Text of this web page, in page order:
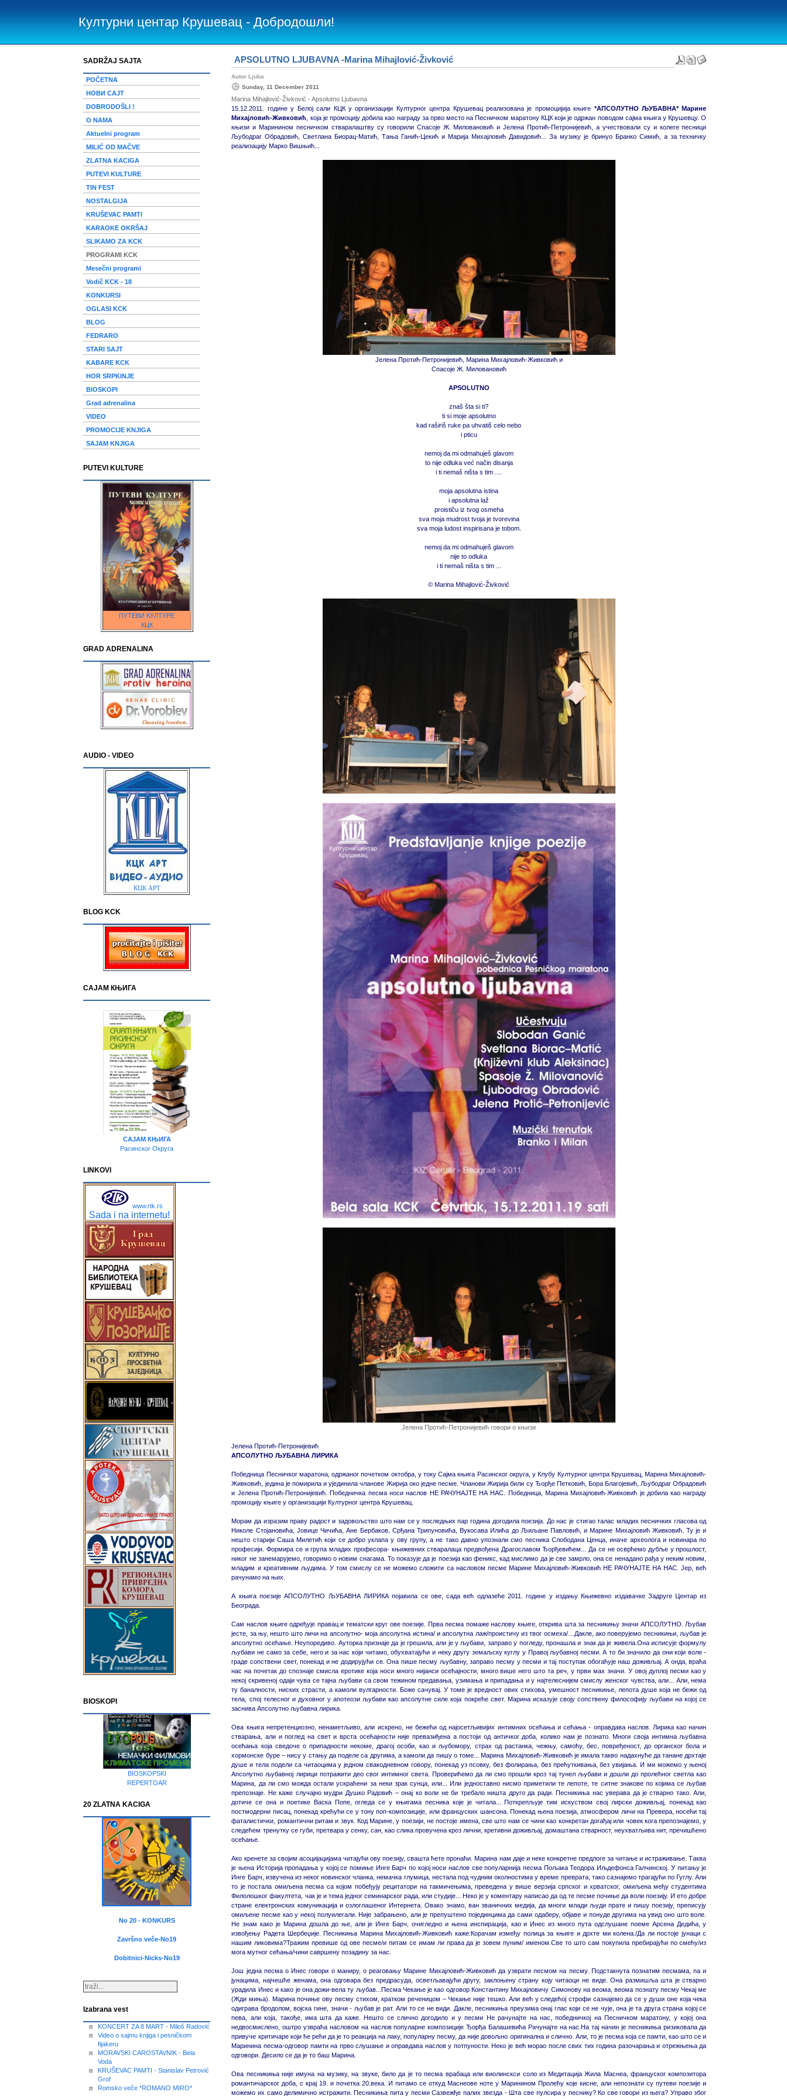
Културни центар Крушевац - Добродошли!
SADRŽAJ SAJTA
POČETNA
НОВИ САЈТ
DOBRODOŠLI !
O NAMA
Aktuelni program
MILIĆ OD MAČVE
ZLATNA KACIGA
PUTEVI KULTURE
TIN FEST
NOSTALGIJA
KRUŠEVAC PAMTI
KARAOKE OKRŠAJ
SLIKAMO ZA KCK
PROGRAMI KCK
Mesečni programi
Vodič KCK - 18
KONKURSI
OGLASI KCK
BLOG
FEDRARO
STARI SAJT
KABARE KCK
HOR SRPKINJE
BIOSKOPI
Grad adrenalina
VIDEO
PROMOCIJE KNJIGA
SAJAM KNJIGA
PUTEVI KULTURE
ПУТЕВИ КУЛТУРЕ
КЦК
GRAD ADRENALINA
AUDIO - VIDEO
КЦК АРТ
BLOG KCK
САЈАМ КЊИГА
САЈАМ КЊИГА
Расинског Округа
LINKOVI
www.rtk.rs
Sada i na internetu!
BIOSKOPI
BIOSKOPSKI
REPERTOAR
20 ZLATNA KACIGA
No 20 - KONKURS
Završno veče-No19
Dobitnici-Nicks-No19
Izabrana vest
KONCERT ZA 8 MART - Miloš Radović
Video o sajmu knjiga i pesničkom
fijakeru
MORAVSKI CAROSTAVNIK - Bela
Voda
KRUŠEVAC PAMTI - Stanislav Petrović
Grof
Romsko veče *ROMANO MIRO*
APSOLUTNO LJUBAVNA -Marina Mihajlović-Živković
Autor Ljuba
Sunday, 11 December 2011
Marina Mihajlović-Živković - Apsolutno Ljubavna
15.12.2011. године у Белој сали КЦК у организацији Културног центра Крушевац реализована је промоцијија књиге *АПСОЛУТНО ЉУБАВНА* Марине
Михајловић-Живковић
, која је промоцију добила као награду за прво место на Песничком маратону КЦК који је одржан поводом сајма књига у Крушевцу. О
књизи и Маринином песничком стваралаштву су говорили Спасоје Ж. Миловановић и Јелена Протић-Петронијевић, а учествовали су и колеге песници
Љубодраг Обрадовић, Светлана Биорац-Матић, Тања Ганић-Цекић и Марија Михајловић Давидовић... За музику је бринуо Бранко Симић, а за техничку
реализацију Марко Вишњић...
Јелена Протић-Петронијевић, Марина Михајловић-Живковић и
Спасоје Ж. Миловановић
APSOLUTNO
znaš šta si ti?
ti si moje apsolutno
kad raširiš ruke pa uhvatiš celo nebo
i pticu
nemoj da mi odmahuješ glavom
to nije odluka već način disanja
i ti nemaš ništa s tim ....
moja apsolutna istina
i apsolutna laž
proističu iz tvog osmeha
sva moja mudrost tvoja je tvorevina
sva moja ludost inspirisana je tobom.
nemoj da mi odmahuješ glavom
nije to odluka
i ti nemaš ništa s tim ...
© Marina Mihajlović-Živković
Јелена Протић-Петронијевић говори о књизи
Јелена Протић-Петронијевић
АПСОЛУТНО ЉУБАВНА ЛИРИКА
Победница Песничког маратона, одржаног почетком октобра, у току Сајма књига Расинског округа, у Клубу Културног центра Крушевац, Марина Михајловић-
Живковић, једина је помирила и ујединила чланове Жирија око једне песме. Чланови Жирија били су Ђорђе Петковић, Бора Благојевић, Љубодраг Обрадовић
и Јелена Протић-Петронијевић. Победничка песма носи наслов НЕ РАЧУНАЈТЕ НА НАС. Победница, Марина Михајловић-Живковић је добила као награду
промоцију књиге у организацији Културног центра Крушевац.
Морам да изразим праву радост и задовољство што нам се у последњих пар година догодила поезија. До нас је стигао талас младих песничких гласова од
Николе Стојановића, Јовице Чичића, Ане Бербаков, Срђана Трипуновића, Вукосава Илића до Љиљане Павловић, и Марине Михајловић Живковић. Ту је и
нешто старији Саша Милетић који се добро уклапа у ову групу, а не тако давно упознали смо песника Слободана Ценца, иначе археолога и новинара по
професији. Формира се и група младих професора- књижевних стваралаца предвођена Драгославом Ђорђевићем... Да се не осврћемо дубље у прошлост,
никог не занемарујемо, говоримо о новим снагама. То показује да је поезија као феникс, кад мислимо да је све замрло, она се ненадано рађа у неким новим,
младим и креативним људима. У том смислу се не можемо сложити са насловом песме Марине Михајловић-Живковић НЕ РАЧУНАЈТЕ НА НАС. Јер, већ
рачунамо на њих.
А књига поезије АПСОЛУТНО ЉУБАВНА ЛИРИКА појавила се ове, сада већ одлазеће 2011. године у издању Књижевно издавачке Задруге Центар из
Београда.
Сам наслов књиге одређује правац и тематски круг ове поезије. Прва песма помаже наслову књиге, открива шта за песникињу значи АПСОЛУТНО. Љубав
јесте, за њу, нешто што личи на апсолутно- моја апсолутна истина/ и апсолутна лаж/проистичу из твог осмеха/…Дакле, ако поверујемо песникињи, љубав је
апсолутно осећање. Неупоредиво. Ауторка признаје да је грешила, али је у љубави, заправо у погледу, пронашла и знак да је живела.Она исписује формулу
љубави не само за себе, него и за нас који читамо, обухватајући и неку другу земаљску куглу у Правој љубавној песми. А то би значило да они који воле -
граде сопствени свет, понекад и не додирујући се. Она пише песму љубавну, заправо песму у песми и тај поступак обогаћује наш доживљај. А онда, враћа
нас на почетак до спознаје смисла еротике која носи много нијанси осећајности, много више него што та реч, у први мах значи. У овој дуплој песми као у
некој скривеној одаји чува се тајна љубави са свом тежином предавања, узимања и припадања и у најтелеснијем смислу женског чувства, али... Али, нема
ту баналности, ниских страсти, а камоли вулгарности. Боже сачувај. У томе је вредност ових стихова, умешност песникиње, лепота душе која не бежи од
тела, спој телесног и духовног у апотеози љубави као апсолутне силе која покреће свет. Марина исказује своју сопствену философију љубави на којој се
заснива Апсолутно љубавна лирика.
Ова књига непретенциозно, ненаметљиво, али искрено, не бежећи од најосетљивијих интимних осећања и сећања - оправдава наслов. Лирика као начин
стварања, али и поглед на свет и врста осећајности није превазиђена а постоји од античког доба, колико нам је познато. Многи своја интимна љубавна
осећања која сведоче о припадности некоме, драгој особи, као и љубомору, страх од растанка, чежњу, самоћу, бес, повређеност, до органског бола и
хормонске буре – нису у стању да поделе са другима, а камоли да пишу о томе... Марина Михајловић-Живковић је имала такво надахнуће да танане дрхтаје
душе и тела подели са читаоцима у једном свакодневном говору, понекад уз псовку, без фолирања, без прећуткивања, без увијања. И ми можемо у њеној
Апсолутно љубавној лирици потражити део свог интимног света. Проверићемо да ли смо прошли кроз тај тунел љубави и дошли до пролећног светла као
Марина, да ли смо можда остали ускраћени за неки зрак сунца, или... Или једноставно нисмо приметили те лепоте, те ситне знакове по којима се љубав
препознаје. Не каже случајно мудри Душко Радовић – онај ко воли не би требало ништа друго да ради. Песникиња нас уверава да је стварно тако. Али,
дотиче се она и поетике Васка Попе, огледа се у књигама песника које је читала... Поткрепљује тим искуством свој лирски доживљај, понекад као
постмодерни писац, понекад крећући се у тону поп-композиције, или француских шансона. Понекад њена поезија, атмосфером личи на Превера, носећи тај
фаталистички, романтични ритам и звук. Код Марине, у поезији, не постоје имена, све што нам се чини као конкретан догађај или човек кога препознајемо, у
следећем тренутку се губи, претвара у сенку, сан, као слика провучена кроз лични, кретивни доживљај, домаштана стварност, неухватљива нит, пречишћено
осећање.
Ако кренете за својим асоцијацијама читајући ову поезију, свашта ћете пронаћи. Марина нам даје и неке конкретне предлоге за читање и истраживање. Таква
је њена Историја пропадања у којој се помиње Инге Барч по којој носи наслов све популарнија песма Пољака Теодора Иљдефонса Галчинској. У питању је
Инге Барч, извучена из неког новинског чланка, немачка глумица, нестала под чудним околностима у време преврата, тако сазнајемо трагајући по Гуглу. Али
то је постала омиљена песма са којом побеђују рецитатори на такмичењима, преведена у више верзија српског и хрватског, омиљена међу студентима
Филолошког факултета, чак je и тема једног семинарског рада, или студије... Неко је у коментару написао да од те песме почиње да воли поезију. И ето добре
стране електронских комуникација и озлоглашеног Интернета. Овако знамо, ван званичних медија, да многи млади људи прате и пишу поезију, преписују
омиљене песме као у некој полуилегали. Није забрањено, али је препуштено појединцима да сами одаберу, објаве и понуде другима на увид оно што воле.
Не знам како је Марина дошла до ње, али је Инге Барч, очигледно и њена инспирација, као и Инес из много пута одслушане поеме Арсена Дедића, у
извођењу Радета Шербеџије. Песникиња Марина Михајловић-Живковић каже:Корачам између полица за књиге и дрхте ми колена./Да ли постоје јунаци с
нашим ликовима?Тражим превише од ове песме/и питам се имам ли права да је зовем пуним/ именом.Све то што сам покупила пребирајући по смећу/из
мога мутног сећања/чини савршену позадину за нас.
Још једна песма о Инес говори о маниру, о реаговању Марине Михајловић-Живковић да узврати песмом на песму. Подстакнута познатим песмама, па и
јунацима, најчешће женама, она одговара без предрасуда, осветљавајући другу, заклоњену страну коју читаоци не виде. Она размишља шта је стварно
урадила Инес и како је она дожи-вела ту љубав...Песма Чекање је као одговор Константину Михајловичу Симонову на веома, веома познату песму Чекај ме
(Жди миња). Марина почиње ову песму стихом, кратком реченицом – Чекање није тешко. Али већ у следећој строфи сазнајемо да се у души оне која чека
одиграва бродолом, војска гине, значи - љубав је рат. Али то се не види. Дакле, песникиња преузима онај глас који се не чује, она је та друга страна којој се
пева, али која, такође, има шта да каже. Нешто се слично догодило и у песми Не рачунајте на нас, победничкој на Песничком маратону, у којој она
недвосмислено, оштро узвраћа насловом на наслов популарне композиције Ђорђа Балашевића Рачунајте на нас.На тај начин је песникиња ризиковала да
привуче критичаре који ће рећи да је то реакција на лаку, популарну песму, да није довољно оригинална и слично. Али, то је песма која се памти, као што се и
Маринина песма-одговор памти на прво слушање и оправдава наслов у потпуности. Неко је већ морао после свих тих година разочарања и отрежњења да
одговори. Десило се да је то баш Марина.
Ова песникиња није имуна на музику, на звуке, било да је то песма врабаца или виолинскси соло из Медитација Жила Маснеа, француског композитора
романтичарског доба, с крај 19. и почетка 20.века. И питамо се откуд Маснеове ноте у Маринином Пролећу које кисне, али непознати су путеви поезије и
можемо их само делимично истражити. Песникиња пита у песми Сазвежђе палих звезда - Шта све пулсира у песнику? Ко све говори из њега? Управо због